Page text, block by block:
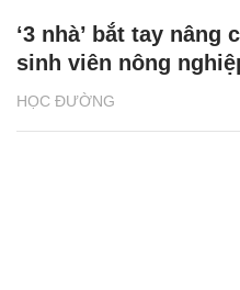
HỌC ĐƯỜNG
‘3 nhà’ bắt tay
sinh viên nông